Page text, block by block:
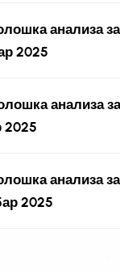
анализа
2025
анализа
2025
анализа
2025